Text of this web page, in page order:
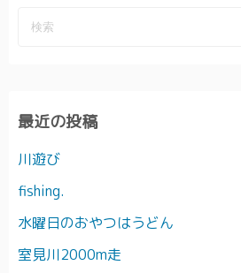
最近の投稿
川遊び
fishing.
水曜日のおやつはうどん
室見川2000m走